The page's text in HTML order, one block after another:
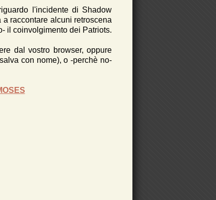
l'incidente di Shadow
raccontare alcuni retroscena
il coinvolgimento dei Patriots.
dal vostro browser, oppure
con nome), o -perchè no-